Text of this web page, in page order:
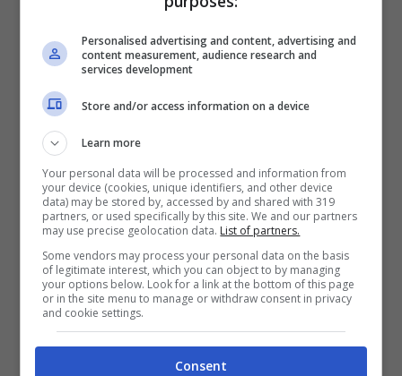
(Omoda press –
Fuoristrada.it)
sbarcare in Italia
(Omoda press –
Fuoristrada.it)
Il brand cinese, già partner dell’italiana DR
mercato italiano un SUV crossoverche è già
presente in altri 14 Paesi, e che soltanto lo
scorso luglio ha superato le 15.000 nuove
immatricolazioni, segnando un incremento
delle vendite del +10,73% rispetto al mese
precedente. L’obiettivo è di essere presenti in
30 paesi europei, grazie a nove filiali
Personalised advertising and content, advertising and
content measurement, audience research and
services development
Store and/or access information on a device
Learn more
Your personal data will be processed and information from
your device (cookies, unique identifiers, and other device
data) may be stored by, accessed by and shared with 319
partners, or used specifically by this site. We and our partners
may use precise geolocation data. List of partners.
Some vendors may process your personal data on the basis
of legitimate interest, which you can object to by managing
your options below. Look for a link at the bottom of this page
or in the site menu to manage or withdraw consent in privacy
and cookie settings.
Consent